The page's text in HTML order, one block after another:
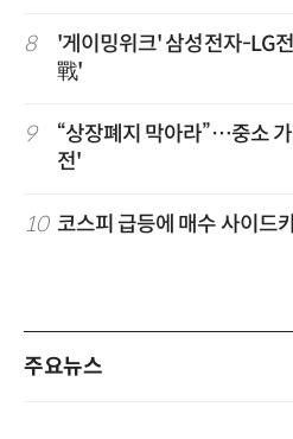
8
'게이밍위크' 삼성전자-LG
戰'
9
“상장폐지 막아라”…중소
전'
10 코스피 급등에 매수 사이드
주요뉴스